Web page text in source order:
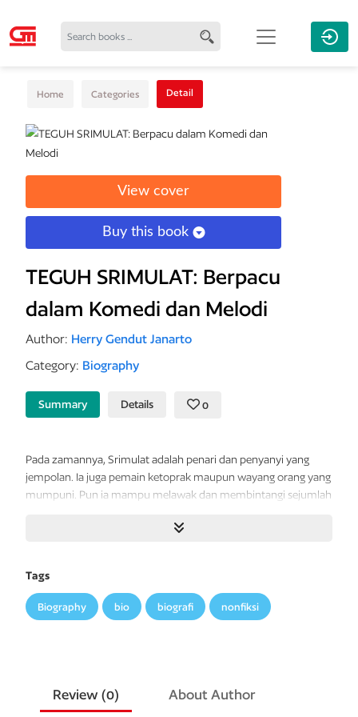
Home Categories Detail
View cover
Buy this book
TEGUH SRIMULAT: Berpacu
dalam Komedi dan Melodi
Author: Herry Gendut Janarto
Category: Biography
Summary Details 0
Pada zamannya, Srimulat adalah penari dan penyanyi yang
jempolan. Ia juga pemain ketoprak maupun wayang orang yang
mumpuni. Pun ia mampu melawak dan membintangi sejumlah
aneka kelebihan, bahkan boleh dibilang ia telah meletakkan
sekaligus mengelola kelompok musik dan lawak dengan
tangguh, ulet, cakap, dan penuh energi.
lawak dan bahkan menjunjungnya tinggi-tinggi. Dari waktu ke
waktu Teguh “membudidayakan” pelawak di negeri ini. Boleh
Tags
Biography bio biografi nonfiksi
Review (0) About Author